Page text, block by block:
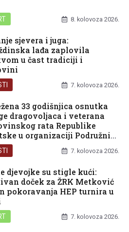
8. kolovoza 2026.
sjevera i juga:
lađa zaplovila
u čast tradiciji i
7. kolovoza 2026.
33 godišnjica osnutka
dragovoljaca i veterana
rata Republike
u organizaciji Podružnice
neretvanske županije
7. kolovoza 2026.
djevojke su stigle kući:
doček za ŽRK Metković
pokoravanja HEP turnira u
7. kolovoza 2026.